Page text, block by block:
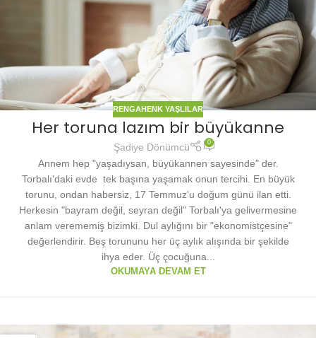
RENGAHENK YAŞLILAR
Her toruna lazım bir büyükanne
Şadiye Dönümcü 0
Annem hep "yaşadıysan, büyükannen sayesinde" der.
Torbalı'daki evde tek başına yaşamak onun tercihi. En büyük
torunu, ondan habersiz, 17 Temmuz'u doğum günü ilan etti.
Herkesin "bayram değil, seyran değil" Torbalı'ya gelivermesine
anlam verememiş bizimki. Dul aylığını bir "ekonomistçesine"
değerlendirir. Beş torununu her üç aylık alışında bir şekilde
ihya eder. Üç çocuğuna...
OKUMAYA DEVAM ET